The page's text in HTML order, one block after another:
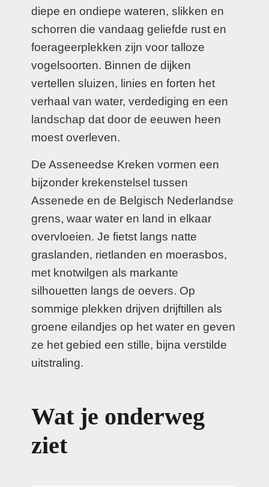
diepe en ondiepe wateren, slikken en
schorren die vandaag geliefde rust en
foerageerplekken zijn voor talloze
vogelsoorten. Binnen de dijken
vertellen sluizen, linies en forten het
verhaal van water, verdediging en een
landschap dat door de eeuwen heen
moest overleven.
De Asseneedse Kreken vormen een
bijzonder krekenstelsel tussen
Assenede en de Belgisch Nederlandse
grens, waar water en land in elkaar
overvloeien. Je fietst langs natte
graslanden, rietlanden en moerasbos,
met knotwilgen als markante
silhouetten langs de oevers. Op
sommige plekken drijven drijftillen als
groene eilandjes op het water en geven
ze het gebied een stille, bijna verstilde
uitstraling.
Wat je onderweg
ziet